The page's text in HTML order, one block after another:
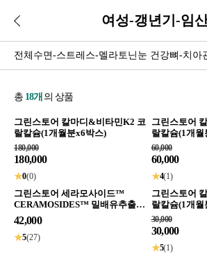
여성-갱년기-임
전체 수면-스트레스-멜라토닌 눈 건강뼈-치아
총 18개 의 상품
그린스토어 칼마디&비타민K2 코
랄칼슘(1개월분x6박스)
180,000
180,000
★0(0)
그린스토어
랄칼슘(1개월
60,000
60,000
★4(1)
그린스토어 세라모사이드™
CERAMOSIDES™ 밀배유추출물
먹는 세라마이드 영양제 1개월분
42,000
★5(27)
그린스토어
랄칼슘(1개월
30,000
30,000
★5(1)